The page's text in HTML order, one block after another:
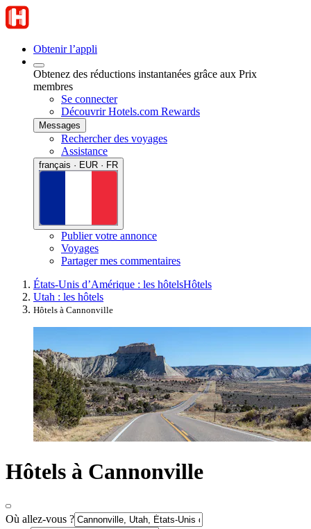
Obtenir l’appli
Obtenez des réductions instantanées grâce aux Prix
membres
Se connecter
Découvrir Hotels.com Rewards
Messages
Rechercher des voyages
Assistance
français · EUR · FR
Publier votre annonce
Voyages
Partager mes commentaires
États-Unis d’Amérique : les hôtelsHôtels
Utah : les hôtels
Hôtels à Cannonville
Hôtels à Cannonville
Où allez-vous ?